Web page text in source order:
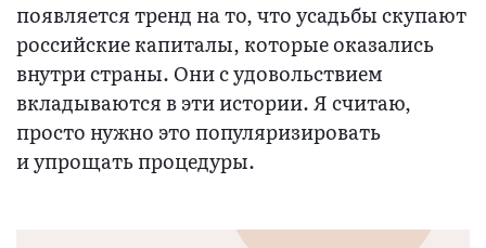
появляется тренд на то, что усадьбы скупают
российские капиталы, которые оказались
внутри страны. Они с удовольствием
вкладываются в эти истории. Я считаю,
просто нужно это популяризировать
и упрощать процедуры.